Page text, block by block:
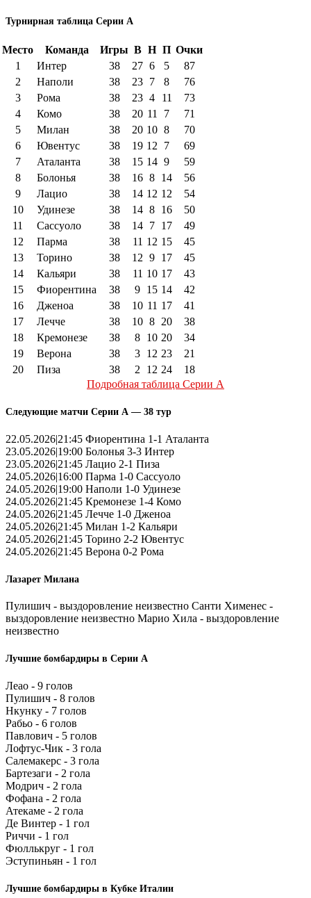
Турнирная таблица Серии А
Место Команда Игры В Н П Очки
1
Интер 38 27 6 5
87
2
Наполи 38 23 7 8
76
3
Рома 38 23 4 11
73
4
Комо 38 20 11 7
71
5
Милан 38 20 10 8
70
6
Ювентус 38 19 12 7
69
7
Аталанта 38 15 14 9
59
8
Болонья 38 16 8 14
56
9
Лацио 38 14 12 12
54
10
Удинезе 38 14 8 16
50
11
Сассуоло 38 14 7 17
49
12
Парма 38 11 12 15
45
13
Торино 38 12 9 17
45
14
Кальяри 38 11 10 17
43
15
Фиорентина 38 9 15 14
42
16
Дженоа 38 10 11 17
41
17
Лечче 38 10 8 20
38
18
Кремонезе 38 8 10 20
34
19
Верона 38 3 12 23
21
20
Пиза 38 2 12 24
18
Подробная таблица Серии А
Следующие матчи Серии А — 38 тур
22.05.2026|21:45 Фиорентина 1-1 Аталанта
23.05.2026|19:00 Болонья 3-3 Интер
23.05.2026|21:45 Лацио 2-1 Пиза
24.05.2026|16:00 Парма 1-0 Сассуоло
24.05.2026|19:00 Наполи 1-0 Удинезе
24.05.2026|21:45 Кремонезе 1-4 Комо
24.05.2026|21:45 Лечче 1-0 Дженоа
24.05.2026|21:45 Милан 1-2 Кальяри
24.05.2026|21:45 Торино 2-2 Ювентус
24.05.2026|21:45 Верона 0-2 Рома
Лазарет Милана
Пулишич - выздоровление неизвестно Санти Хименес -
выздоровление неизвестно Марио Хила - выздоровление
неизвестно
Лучшие бомбардиры в Серии А
Леао - 9 голов
Пулишич - 8 голов
Нкунку - 7 голов
Рабьо - 6 голов
Павлович - 5 голов
Лофтус-Чик - 3 гола
Салемакерс - 3 гола
Бартезаги - 2 гола
Модрич - 2 гола
Фофана - 2 гола
Атекаме - 2 гола
Де Винтер - 1 гол
Риччи - 1 гол
Фюллькруг - 1 гол
Эступиньян - 1 гол
Лучшие бомбардиры в Кубке Италии